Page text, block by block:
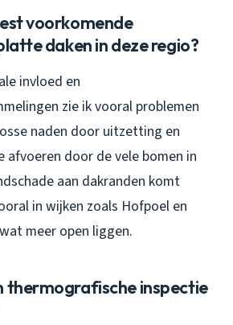
voorkomende
daken in deze regio?
invloed en
zie ik vooral problemen
naden door uitzetting en
afvoeren door de vele bomen in
aan dakranden komt
in wijken zoals Hofpoel en
meer open liggen.
thermografische inspectie